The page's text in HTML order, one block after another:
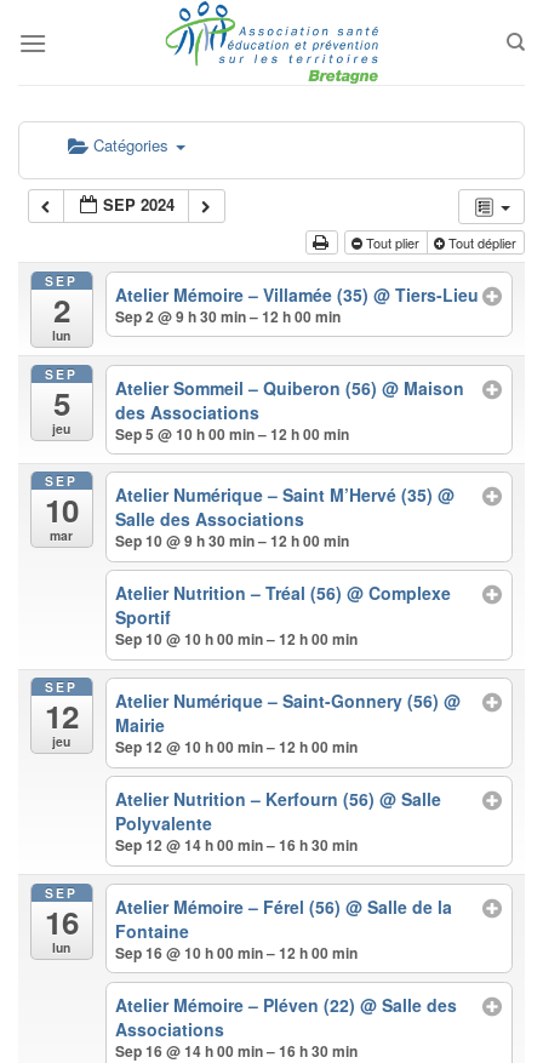
au
Catégories
SEP 2024
Tout plier Tout déplier
SEP
2
lun
Atelier Mémoire – Villamée (35)@ Tiers-Lieu
Sep 2 @ 9 h 30 min – 12 h 00 min
SEP
5
jeu
Atelier Sommeil – Quiberon (56)@ Maison
des Associations
Sep 5 @ 10 h 00 min – 12 h 00 min
SEP
10
mar
Atelier Numérique – Saint M’Hervé (35)@
Salle des Associations
Sep 10 @ 9 h 30 min – 12 h 00 min
Atelier Nutrition – Tréal (56)@ Complexe
Sportif
Sep 10 @ 10 h 00 min – 12 h 00 min
SEP
12
jeu
Atelier Numérique – Saint-Gonnery (56)@
Mairie
Sep 12 @ 10 h 00 min – 12 h 00 min
Atelier Nutrition – Kerfourn (56)@ Salle
Polyvalente
Sep 12 @ 14 h 00 min – 16 h 30 min
SEP
16
lun
Atelier Mémoire – Férel (56)@ Salle de la
Fontaine
Sep 16 @ 10 h 00 min – 12 h 00 min
Atelier Mémoire – Pléven (22)@ Salle des
Associations
Sep 16 @ 14 h 00 min – 16 h 30 min